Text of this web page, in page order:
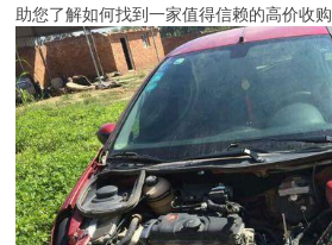
助您了解如何找到一家值得信赖的高价收购